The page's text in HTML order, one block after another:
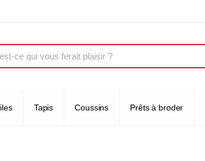
Tapis Coussins Prêts à broder